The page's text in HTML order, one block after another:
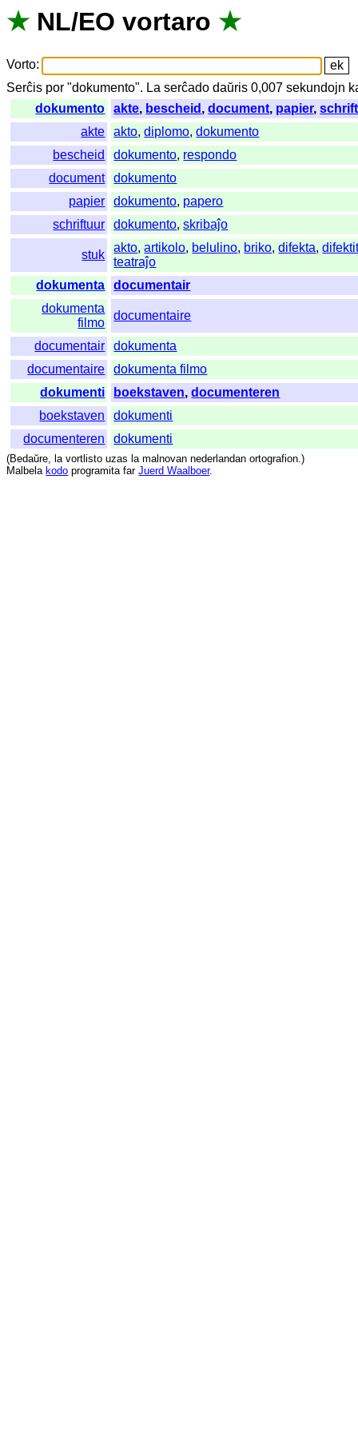
★ NL/EO vortaro ★
Vorto:
Serĉis por "dokumento". La serĉado daŭris 0,007sekundojn
dokumento
akte, bescheid ,document, papier,
akte
akto,diplomo,dokumento
bescheid
dokumento, respondo
document
dokumento
papier
dokumento, papero
schriftuur
dokumento,skribaĵo
stuk
akto,artikolo, belulino, briko,difekta,
teatraĵo
dokumenta
documentair
dokumenta
filmo
documentaire
documentair
dokumenta
documentaire
dokumenta filmo
dokumenti
boekstaven,documenteren
boekstaven
dokumenti
documenteren
dokumenti
(Bedaŭre, la vortlisto uzas la malnovan nederlandan ortografion.)
Malbela kodo programita far Juerd Waalboer.